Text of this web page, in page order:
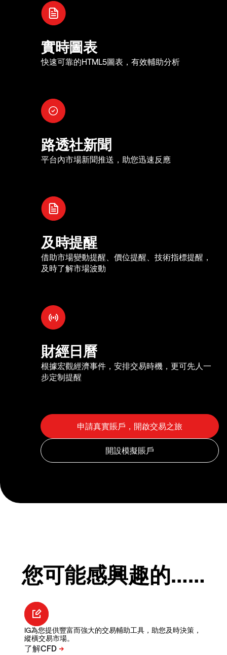
實時圖表
快速可靠的HTML5圖表，有效輔助分析
路透社新聞
平台內市場新聞推送，助您迅速反應
及時提醒
借助市場變動提醒、價位提醒、技術指標提醒，
及時了解市場波動
財經日曆
根據宏觀經濟事件，安排交易時機，更可先人一
步定制提醒
您可能感興趣的……
IG為您提供豐富而強大的交易輔助工具，助您及時決策，
縱橫交易市場。